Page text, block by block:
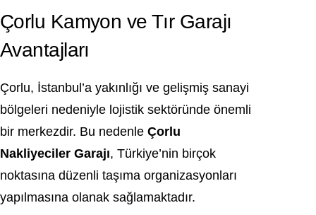
Çorlu Kamyon ve Tır Garajı
Avantajları
Çorlu, İstanbul’a yakınlığı ve gelişmiş sanayi
bölgeleri nedeniyle lojistik sektöründe önemli
bir merkezdir. Bu nedenle Çorlu
Nakliyeciler Garajı, Türkiye’nin birçok
noktasına düzenli taşıma organizasyonları
yapılmasına olanak sağlamaktadır.